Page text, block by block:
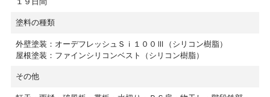
塗料の種類
外壁塗装：オーデフレッシュＳｉ１００Ⅲ（シリコン樹脂）
屋根塗装：ファインシリコンベスト（シリコン樹脂）
その他